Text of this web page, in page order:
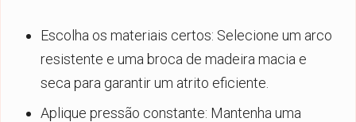
Escolha os materiais certos: Selecione um arco
resistente e uma broca de madeira macia e
seca para garantir um atrito eficiente.
Aplique pressão constante: Mantenha uma